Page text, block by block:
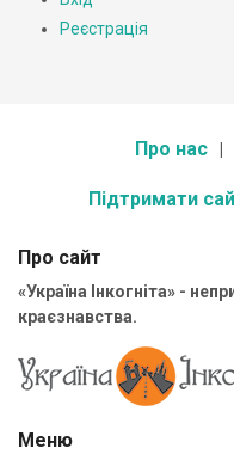
Реєстрація
Про нас
Підтримати
Про сайт
«Україна Інкогніта» -
краєзнавства.
Меню